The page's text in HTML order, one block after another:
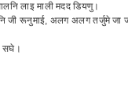
लाइ माली मदद डियणु।
जी रूनुमाई, अलग अलग तर्जुमे जा
सघे।